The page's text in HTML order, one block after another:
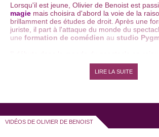
Lorsqu'il est jeune, Olivier de Benoist est
magie mais choisira d'abord la voie de la
brillamment des études de droit. Après une
juriste, il part à l'attaque du monde du
une formation de comédien au studio
", le spectacle seul en scène de
Olivier de Benoist écrit ensuite une première
", avant d'écrire en 2004, "Loft
C'est en 2005 qu'Olivier de Benoist se lance
s'intitule "Haut Débit", en référence à ses
Il y mêle sketches et tours de magie. Il le
LIRE LA SUITE
VIDÉOS DE OLIVIER DE BENOIST